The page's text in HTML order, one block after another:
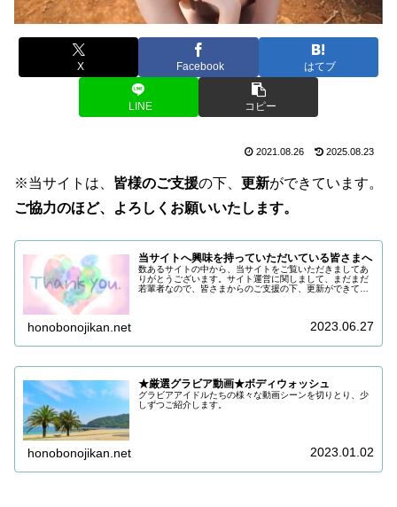
X Facebook はてブ
LINE コピー
2021.08.26 2025.08.23
※当サイトは、 皆様のご支援の下、 更新ができています。
ご協力のほど、よろしくお願いいたします。
当サイトへ興味を持っていただいている皆さまへ
数あるサイトの中から、当サイトをご覧いただきましてあ
りがとうございます。サイト運営に関しまして、まだまだ
若輩者なので、皆さまからのご支援の下、更新ができてい
honobonojikan.net 2023.06.27
★厳選グラビア動画★ボディウォッシュ
グラビアアイドルたちの様々な動画シーンを切りとり、少
しずつご紹介します。
honobonojikan.net 2023.01.02